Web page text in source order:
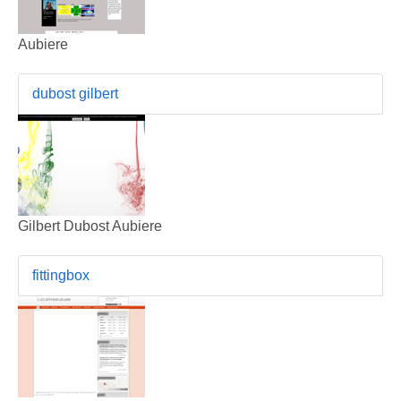
Aubiere
dubost gilbert
Gilbert Dubost Aubiere
fittingbox